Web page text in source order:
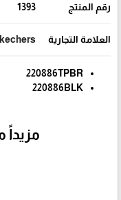
رقم المنتج 1393
العلامة التجارية
220886TPBR
220886BLK
مزيداً